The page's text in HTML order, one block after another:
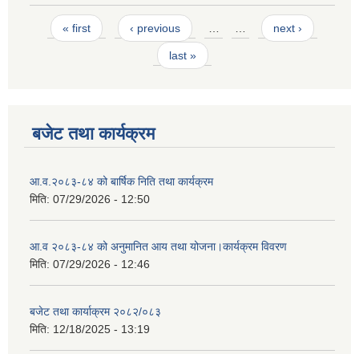
Pages
« first ‹ previous next ›
last »
बजेट तथा कार्यक्रम
आ.व.२०८३-८४ को बार्षिक निति तथा कार्यक्रम
मिति: 07/29/2026 - 12:50
आ.व २०८३-८४ को अनुमानित आय तथा योजना।कार्यक्रम विवरण
मिति: 07/29/2026 - 12:46
बजेट तथा कार्याक्रम २०८२/०८३
मिति: 12/18/2025 - 13:19